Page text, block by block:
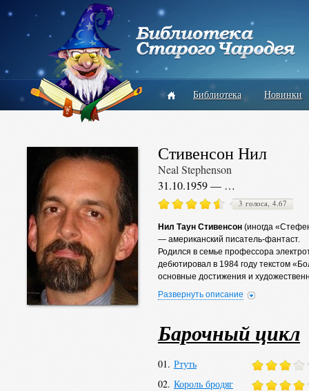
Библиотека Новинки
Стивенсон Нил
Neal Stephenson
31.10.1959 — …
3 голоса, 4.67
Нил Таун Стивенсон(иногда
— американский писатель-фантаст.
Родился в семье профессора
дебютировал в 1984 году текстом
основные достижения и
Лауреат премии «Хьюго» (1996).
Стивенсона за его почти
Сайт автора (англ.)
Фантлаб
Развернуть описание
Барочный цикл
01. Ртуть
02. Король бродяг